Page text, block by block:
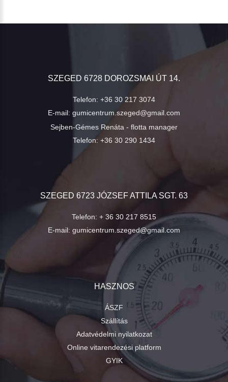
SZEGED 6728 DOROZSMAI ÚT 14.
Telefon: +36 30 217 3074
E-mail: gumicentrum.szeged@gmail.com
Sejben-Gémes Renáta - flotta manager
Telefon: +36 30 290 1434
SZEGED 6723 JÓZSEF ATTILA SGT. 63
Telefon: + 36 30 217 8515
E-mail: gumicentrum.szeged@gmail.com
HASZNOS
ÁSZF
Szállítás
Adatvédelmi nyilatkozat
Online vitarendezési platform
GYIK